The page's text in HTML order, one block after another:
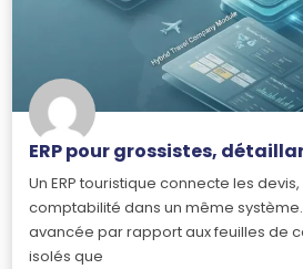
ERP pour grossistes,
Un ERP touristique connecte les
comptabilité dans un même système.
avancée par rapport aux feuilles de
isolés que